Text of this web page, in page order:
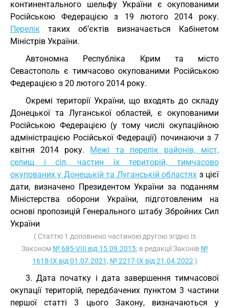
континентального шельфу України є окупованими
Російською Федерацією з 19 лютого 2014 року.
Перелік таких об’єктів визначається Кабінетом
Міністрів України.
Автономна Республіка Крим та місто
Севастополь є тимчасово окупованими Російською
Федерацією з 20 лютого 2014 року.
Окремі території України, що входять до складу
Донецької та Луганської областей, є окупованими
Російською Федерацією (у тому числі окупаційною
адміністрацією Російської Федерації) починаючи з 7
квітня 2014 року. Межі та перелік районів, міст,
селищ і сіл, частин їх територій, тимчасово
окупованих у Донецькій та Луганській областях з цієї
дати, визначено Президентом України за поданням
Міністерства оборони України, підготовленим на
основі пропозицій Генерального штабу Збройних Сил
України
( Статтю 1 доповнено частиною другою згідно із
Законом № 685-VIII від 15.09.2015; в редакції Законів №
1618-IX від 01.07.2021 , № 2217-IX від 21.04.2022 )
3. Дата початку і дата завершення тимчасової
окупації територій, передбачених пунктом 3 частини
першої статті 3 цього Закону, визначаються у